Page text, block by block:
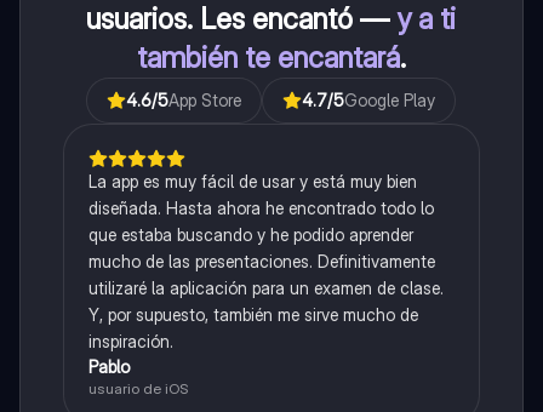
usuarios. Les encantó —y a ti
también te encantará.
4.6/5App Store 4.7/5Google Play
La app es muy fácil de usar y está muy bien
diseñada. Hasta ahora he encontrado todo lo
que estaba buscando y he podido aprender
mucho de las presentaciones. Definitivamente
utilizaré la aplicación para un examen de clase.
Y, por supuesto, también me sirve mucho de
inspiración.
Pablo
usuario de iOS